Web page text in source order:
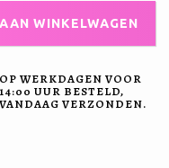
WINKELWAGEN
OP WERKDAGEN VOOR
14:00 UUR BESTELD,
VANDAAG VERZONDEN.